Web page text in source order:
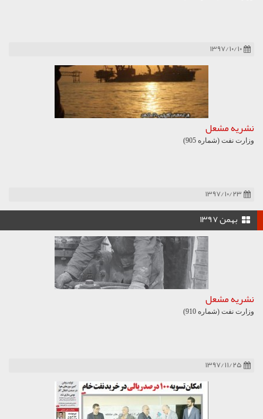
۱۳۹۷/۱۰/۱۰
نشریه مشعل
وزارت نفت (شماره 905)
۱۳۹۷/۱۰/۲۳
بهمن ۱۳۹۷
نشریه مشعل
وزارت نفت (شماره 910)
۱۳۹۷/۱۱/۲۵